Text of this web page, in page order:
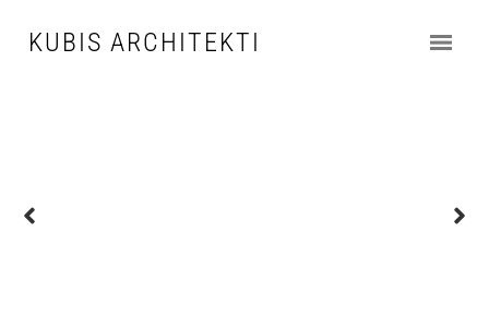
KUBIS ARCHITEKTI